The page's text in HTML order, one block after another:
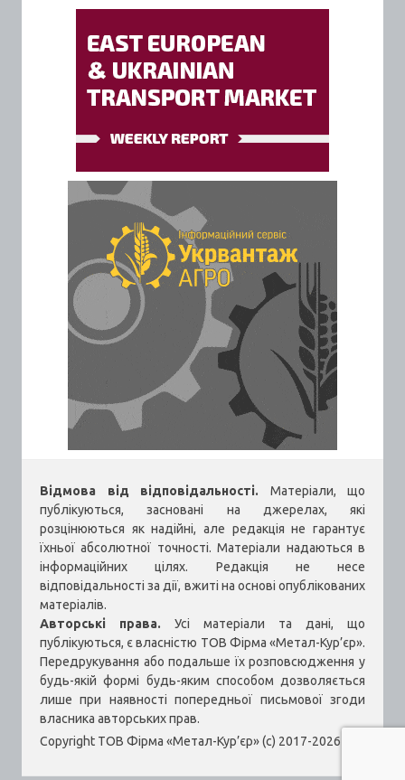
Відмова від відповідальності. Матеріали, що
публікуються, засновані на джерелах, які
розцінюються як надійні, але редакція не гарантує
їхньої абсолютної точності. Матеріали надаються в
інформаційних цілях. Редакція не несе
відповідальності за дії, вжиті на основі опублікованих
матеріалів.
Авторські права. Усі матеріали та дані, що
публікуються, є власністю ТОВ Фірма «Метал-Кур’єр».
Передрукування або подальше їх розповсюдження у
будь-якій формі будь-яким способом дозволяється
лише при наявності попередньої письмової згоди
власника авторських прав.
Copyright ТОВ Фірма «Метал-Кур’єр» (c) 2017-2026